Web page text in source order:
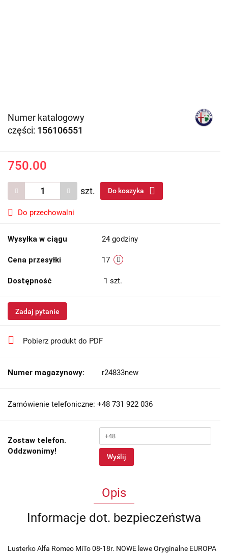
Numer katalogowy
części: 156106551
750.00
szt. Do koszyka
Do przechowalni
Wysyłka w ciągu 24 godziny
Cena przesyłki 17
Dostępność 1 szt.
Zadaj pytanie
Pobierz produkt do PDF
Numer magazynowy: r24833new
Zamówienie telefoniczne: +48 731 922 036
Zostaw telefon.
Oddzwonimy!
Wyślij
Opis
Informacje dot. bezpieczeństwa
Lusterko Alfa Romeo MiTo 08-18r. NOWE lewe Oryginalne EUROPA